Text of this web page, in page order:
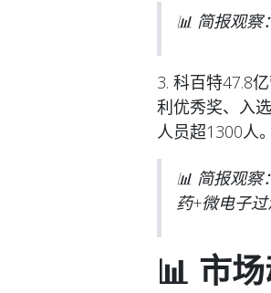
📊 简报观察
3. 科百特47.8
利优秀奖、入
人员超1300人。
📊 简报观察
药+微电子
📊 市